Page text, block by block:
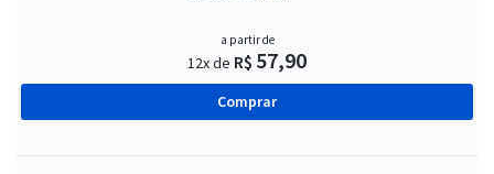
a partir de
12x de R$ 57,90
Comprar